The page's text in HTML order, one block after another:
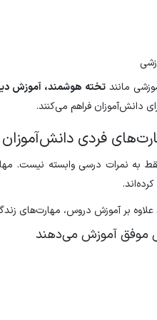
مانند تخته هوشمند، آموزش
دانش‌آموزان فراهم می‌کنند.
فردی دانش‌آموزان
به نمرات درسی وابسته نیست.
بر آموزش دروس، مهارت‌های
موفق آموزش می‌دهند